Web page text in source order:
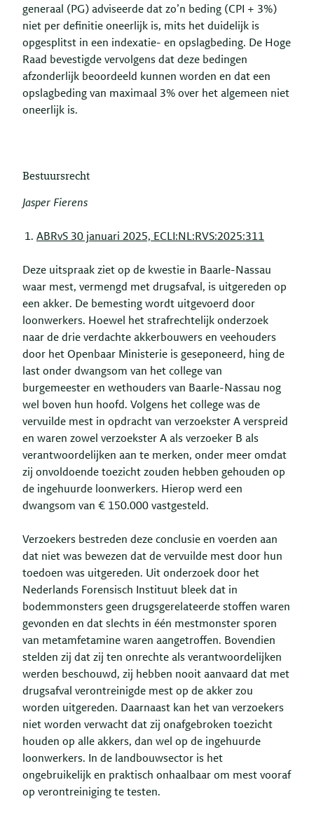
generaal (PG) adviseerde dat zo’n beding (CPI + 3%)
niet per definitie oneerlijk is, mits het duidelijk is
opgesplitst in een indexatie- en opslagbeding. De Hoge
Raad bevestigde vervolgens dat deze bedingen
afzonderlijk beoordeeld kunnen worden en dat een
opslagbeding van maximaal 3% over het algemeen niet
oneerlijk is.
Bestuursrecht
Jasper Fierens
ABRvS 30 januari 2025, ECLI:NL:RVS:2025:311
Deze uitspraak ziet op de kwestie in Baarle-Nassau
waar mest, vermengd met drugsafval, is uitgereden op
een akker. De bemesting wordt uitgevoerd door
loonwerkers. Hoewel het strafrechtelijk onderzoek
naar de drie verdachte akkerbouwers en veehouders
door het Openbaar Ministerie is geseponeerd, hing de
last onder dwangsom van het college van
burgemeester en wethouders van Baarle-Nassau nog
wel boven hun hoofd. Volgens het college was de
vervuilde mest in opdracht van verzoekster A verspreid
en waren zowel verzoekster A als verzoeker B als
verantwoordelijken aan te merken, onder meer omdat
zij onvoldoende toezicht zouden hebben gehouden op
de ingehuurde loonwerkers. Hierop werd een
dwangsom van € 150.000 vastgesteld.
Verzoekers bestreden deze conclusie en voerden aan
dat niet was bewezen dat de vervuilde mest door hun
toedoen was uitgereden. Uit onderzoek door het
Nederlands Forensisch Instituut bleek dat in
bodemmonsters geen drugsgerelateerde stoffen waren
gevonden en dat slechts in één mestmonster sporen
van metamfetamine waren aangetroffen. Bovendien
stelden zij dat zij ten onrechte als verantwoordelijken
werden beschouwd, zij hebben nooit aanvaard dat met
drugsafval verontreinigde mest op de akker zou
worden uitgereden. Daarnaast kan het van verzoekers
niet worden verwacht dat zij onafgebroken toezicht
houden op alle akkers, dan wel op de ingehuurde
loonwerkers. In de landbouwsector is het
ongebruikelijk en praktisch onhaalbaar om mest vooraf
op verontreiniging te testen.